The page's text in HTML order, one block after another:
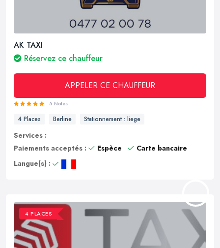
AK TAXI
Réservez ce chauffeur
APPELER CE CHAUFFEUR
5 Notes
4 Places Berline Stationnement : liege
Services :
Paiements acceptés :
Espèce
Carte bancaire
Langue(s) :
4 PLACES